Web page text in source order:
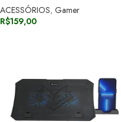
ACESSÓRIOS, Gamer
R$159,00